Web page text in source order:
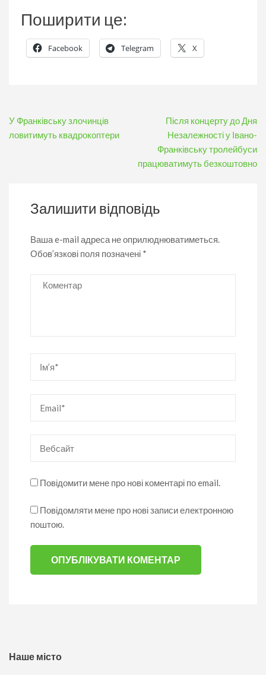
Поширити це:
Facebook Telegram X
Навігація
записів
У Франківську злочинців
ловитимуть квадрокоптери
Після концерту до Дня
Незалежності у Івано-
Франківську тролейбуси
працюватимуть безкоштовно
Залишити відповідь
Ваша e-mail адреса не оприлюднюватиметься.
Обов’язкові поля позначені *
Коментар
Повідомити мене про нові коментарі по email.
Повідомляти мене про нові записи електронною
поштою.
Наше місто